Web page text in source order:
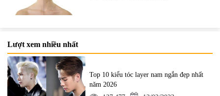
Lượt xem nhiều nhất
Top 10 kiểu tóc layer nam ngắn đẹp nhất
năm 2026